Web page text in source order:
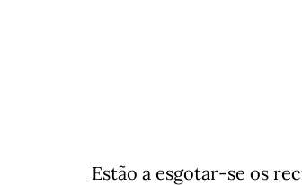
Estão a esgotar-se os